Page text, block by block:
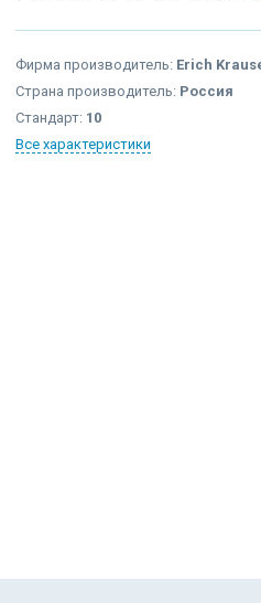
Фирма производитель: Erich
Страна производитель: Россия
Стандарт: 10
Все характеристики